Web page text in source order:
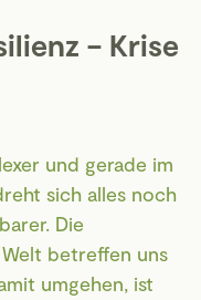
– Krise
und gerade im
sich alles noch
Die
betreffen uns
umgehen, ist